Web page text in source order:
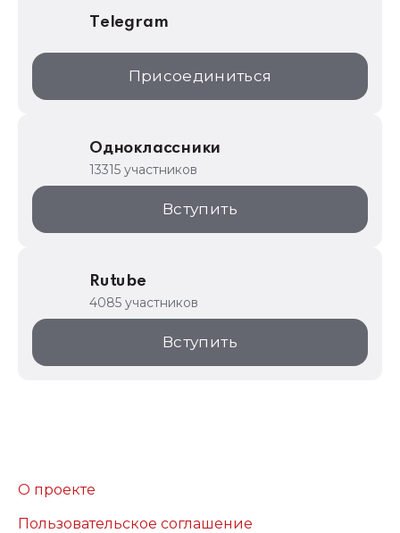
Telegram
Присоединиться
Одноклассники
13315 участников
Вступить
Rutube
4085 участников
Вступить
О проекте
Пользовательское соглашение